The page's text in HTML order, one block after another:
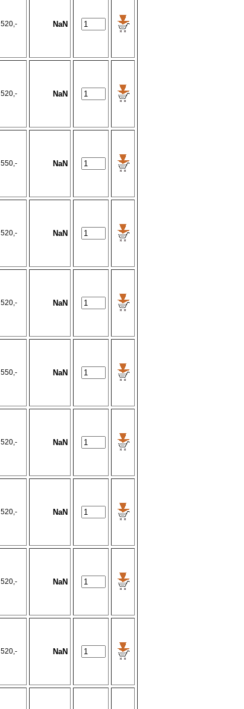
520,- NaN
520,- NaN
550,- NaN
520,- NaN
520,- NaN
550,- NaN
520,- NaN
520,- NaN
520,- NaN
520,- NaN